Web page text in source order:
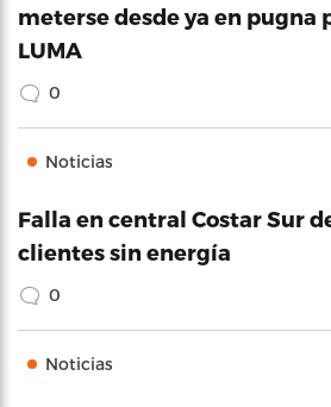
meterse desde ya en pugna
LUMA
0
Noticias
Falla en central Costar Sur
clientes sin energía
0
Noticias